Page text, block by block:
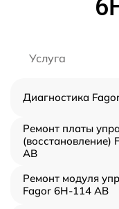
Услуга
Диагностика
Ремонт платы
(восстановление)
AB
Ремонт модуля
Fagor 6H-114 AB